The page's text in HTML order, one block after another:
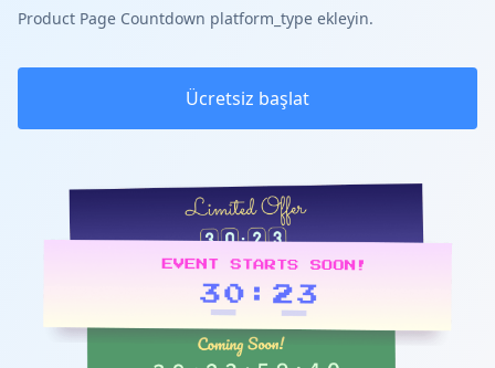
Product Page Countdown platform_type ekleyin.
Ücretsiz başlat